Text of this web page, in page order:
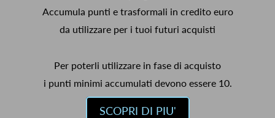
Accumula punti e trasformali in credito euro
da utilizzare per i tuoi futuri acquisti
Per poterli utilizzare in fase di acquisto
i punti minimi accumulati devono essere 10.
SCOPRI DI PIU'